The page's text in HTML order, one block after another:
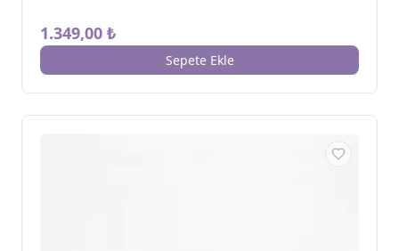
1.349,00 ₺
Sepete Ekle